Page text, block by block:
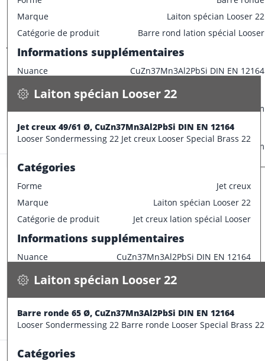
Marque
Laiton spécian Looser 22
Catégorie de produit
Barre rond lation spécial Looser
Informations supplémentaires
Nuance CuZn37Mn3Al2PbSi DIN EN 12164
Caractéristiques dimensionnelles
60 mm
Informations supplémentaires
3000 mm
Laiton spécian Looser 22
8.400 kg / m
Spécifications
Laiton spécian Looser 22
Jet creux 49/61 Ø, CuZn37Mn3Al2PbSi DIN EN 12164
Looser Sondermessing 22 Jet creux Looser Special Brass 22
Catégories
Forme
Jet creux
Marque
Laiton spécian Looser 22
Catégorie de produit
Jet creux lation spécial Looser
Informations supplémentaires
Nuance CuZn37Mn3Al2PbSi DIN EN 12164
Caractéristiques dimensionnelles
Diamètre extérieur
61 mm
Epaisseur
6 mm
Informations supplémentaires
CONFECTIONNER
Stock: 6.0 m
Laiton spécian Looser 22
27.300 kg / m
Spécifications
Laiton spécian Looser 22
Barre ronde 65 Ø, CuZn37Mn3Al2PbSi DIN EN 12164
Looser Sondermessing 22 Barre ronde Looser Special Brass 22
Catégories
CONFECTIONNER
Stock: 4.1 m